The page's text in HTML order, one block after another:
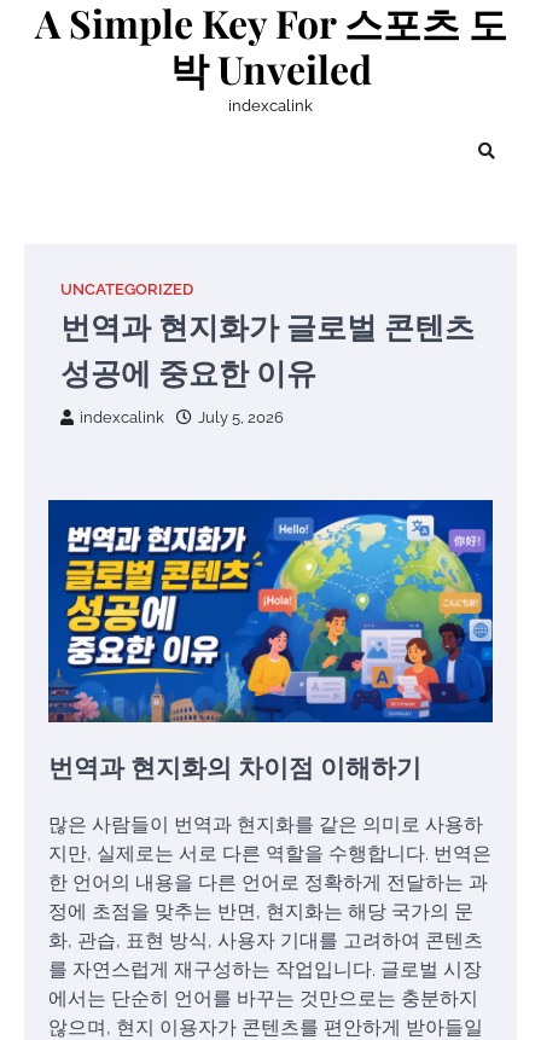
A Simple Key For 스포츠 도
박 Unveiled
indexcalink
UNCATEGORIZED
번역과 현지화가 글로벌 콘텐츠
성공에 중요한 이유
indexcalink July 5, 2026
번역과 현지화의 차이점 이해하기
많은 사람들이 번역과 현지화를 같은 의미로 사용하
지만, 실제로는 서로 다른 역할을 수행합니다. 번역은
한 언어의 내용을 다른 언어로 정확하게 전달하는 과
정에 초점을 맞추는 반면, 현지화는 해당 국가의 문
화, 관습, 표현 방식, 사용자 기대를 고려하여 콘텐츠
를 자연스럽게 재구성하는 작업입니다. 글로벌 시장
에서는 단순히 언어를 바꾸는 것만으로는 충분하지
않으며, 현지 이용자가 콘텐츠를 편안하게 받아들일